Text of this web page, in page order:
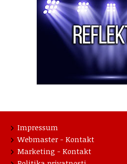
Impressum
Webmaster - Kontakt
Marketing - Kontakt